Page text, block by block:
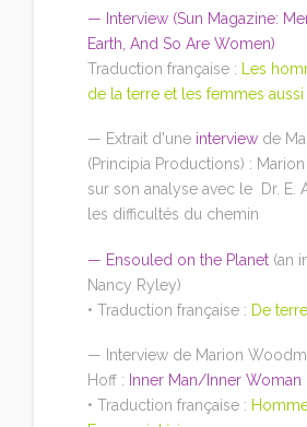
— Interview (Sun Magazine:
Earth, And So Are Women)
Traduction française :
Les
de la terre et les femmes aussi
— Extrait d'une interviewde
(Principia Productions) :
sur son analyse avec le Dr. E.
les difficultés du chemin
— Ensouled on the Planet (an
Nancy Ryley)
• Traduction française : De
— Interview de Marion
Hoff : Inner Man/Inner Woman
• Traduction française :